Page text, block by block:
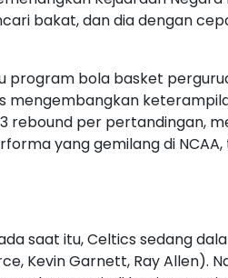
bakat, dan dia dengan
program bola basket
mengembangkan
rebound per pertandingan,
yang gemilang di
saat itu, Celtics sedang
Kevin Garnett, Ray Allen).